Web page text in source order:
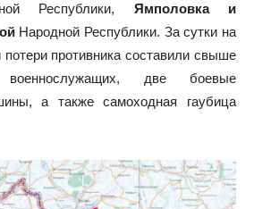
Республики, Ямполовка и
Народной Республики. За сутки на
противника составили свыше
две боевые
а также самоходная гаубица